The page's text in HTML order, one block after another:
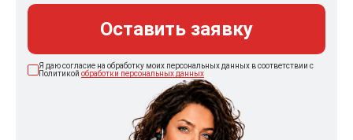
Оставить заявку
Я даю согласие на обработку моих персональных данных в соответствии с
Политикой обработки персональных данных